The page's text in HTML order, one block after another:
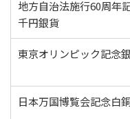
地方自治法施行60周年
千円銀貨
東京オリンピック記念
日本万国博覧会記念白